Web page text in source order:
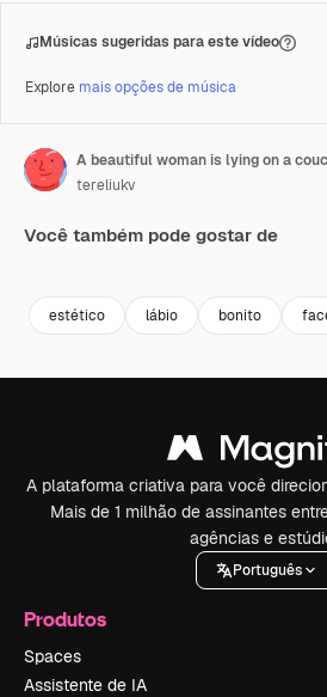
Músicas sugeridas para este vídeo
Explore mais opções de música
tereliukv
Você também pode gostar de
estético lábio bonito
A plataforma criativa para você
Mais de 1 milhão de assinantes
agências e
Português
Produtos
Spaces
Assistente de IA